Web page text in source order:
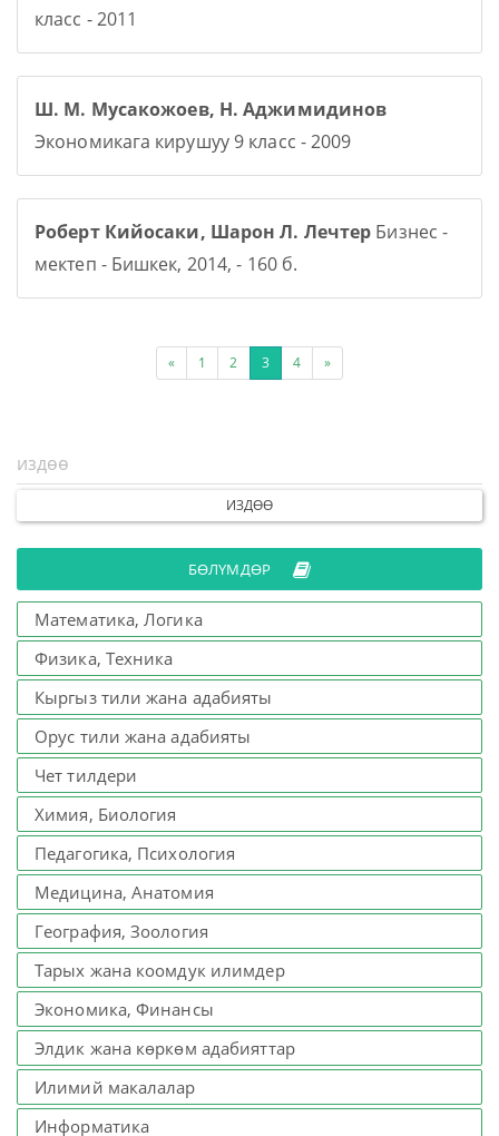
класс - 2011
Ш. М. Мусакожоев, Н. Аджимидинов
Экономикага кирушуу 9 класс - 2009
Роберт Кийосаки, Шарон Л. Лечтер Бизнес -
мектеп - Бишкек, 2014, - 160 б.
« 1 2 3 4 »
ИЗДӨӨ
БӨЛҮМДӨР
Математика, Логика
Физика, Техника
Кыргыз тили жана адабияты
Орус тили жана адабияты
Чет тилдери
Химия, Биология
Педагогика, Психология
Медицина, Анатомия
География, Зоология
Тарых жана коомдук илимдер
Экономика, Финансы
Элдик жана көркөм адабияттар
Илимий макалалар
Информатика